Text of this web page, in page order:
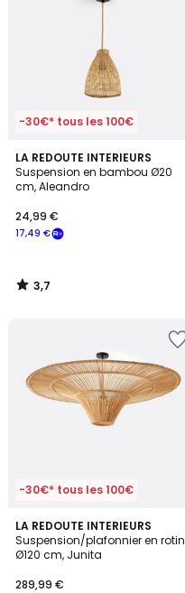
-30€* tous les 100€
LA REDOUTE INTERIEURS
Suspension en bambou Ø20
cm, Aleandro
17,49 €
24,99 €
3,7
/ 5
3,7
/
-30€* tous les 100€
LA REDOUTE INTERIEURS
Suspension/plafonnier en rotin
Ø120 cm, Junita
289,99 €
4
/
5